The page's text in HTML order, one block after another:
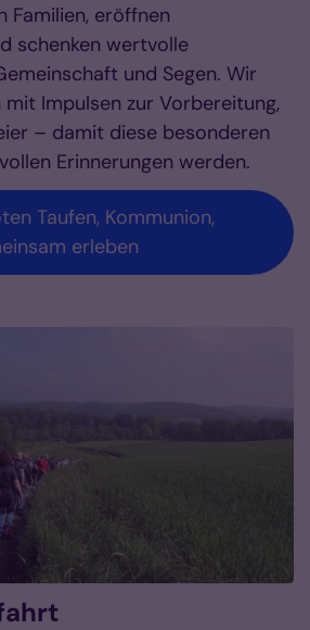
Familien, eröffnen
schenken wertvolle
und Segen. Wir
mit Impulsen zur Vorbereitung,
– damit diese besonderen
Erinnerungen werden.
Taufen, Kommunion,
erleben